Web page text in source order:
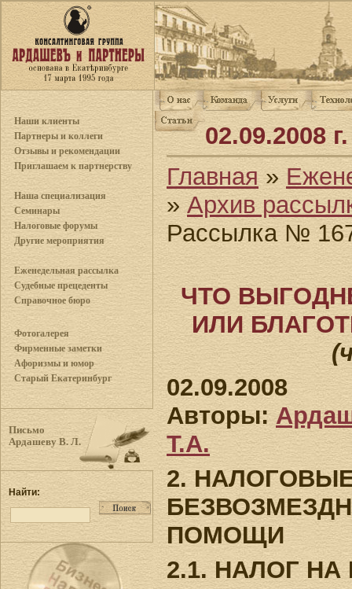
Наши клиенты
Партнеры и коллеги
Отзывы и рекомендации
Приглашаем к партнерству
Наша специализация
Семинары
Налоговые форумы
Другие мероприятия
Еженедельная рассылка
Судебные прецеденты
Справочное бюро
Фотогалерея
Фирменные заметки
Афоризмы и юмор
Старый Екатеринбург
Письмо
Ардашеву В. Л.
Найти:
02.09.2008
Главная»
»Архив
Рассылка №
ЧТО
ИЛИ
02.09.2008
Авторы:
Т.А.
2.
ПОМОЩИ
2.1. НАЛОГ